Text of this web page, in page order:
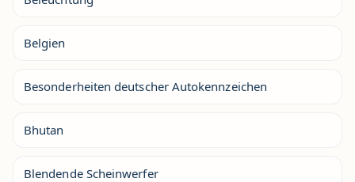
Belgien
Besonderheiten deutscher Autokennzeichen
Bhutan
Blendende Scheinwerfer